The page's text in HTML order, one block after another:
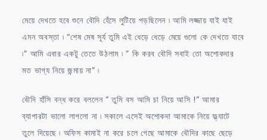
মেয়ে দেখতে হবে শুনে বৌদি হেঁসে লুটিয়ে পড়ছিলেন ৷ আমি লজ্জায় যাই যাই
এমন অবস্তা ৷ “শেষ মেষ সূর্য তুমি এই ধেড়ে ধেড়ে মেয়ে গুলো কে দেখতে যাবে
৷” আমি এবার একটু তেতে উঠলাম ৷ ” কি করব বৌদি সবাই তো অশোকদার
মত ভাগ্য নিয়ে জন্মায় না” ৷
বৌদি হাঁসি বন্ধ করে বললেন ” তুমি বস আমি চা নিয়ে আসি !” আমার
ব্যাপারটা ভালো লাগলো না ৷ সকালে এসেই অশোকদা আমাকে নিয়ে ফ্ল্যাটে
তুলে দিয়েছে ৷ অফিস কামাই না করে চলে গেছে আমাকে বৌদির কাছে ছেড়ে